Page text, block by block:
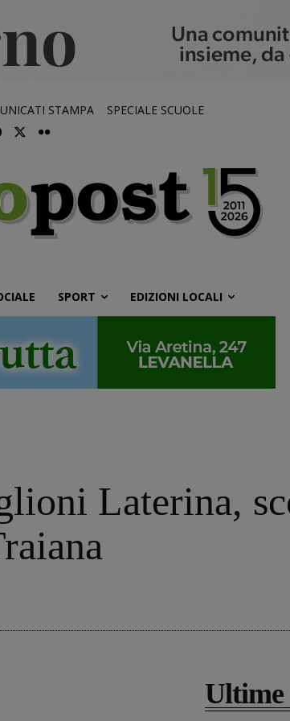
STAMPA SPECIALE SCUOLE
SPORT EDIZIONI LOCALI
Laterina,
Ultime